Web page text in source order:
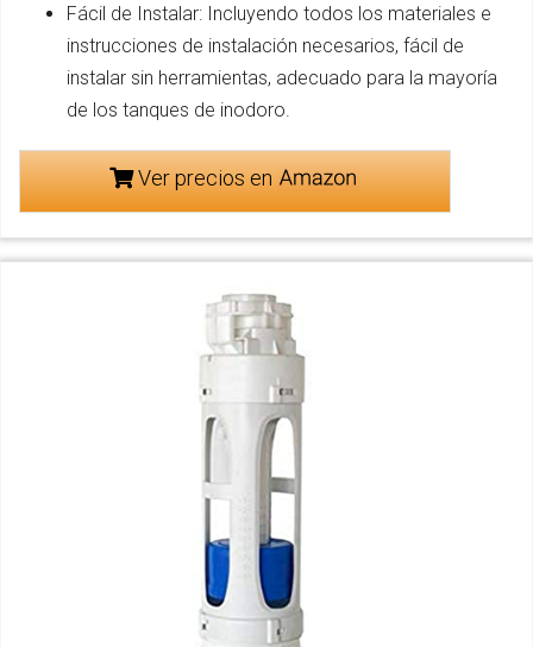
Fácil de Instalar: Incluyendo todos los materiales e
instrucciones de instalación necesarios, fácil de
instalar sin herramientas, adecuado para la mayoría
de los tanques de inodoro.
Ver precios en